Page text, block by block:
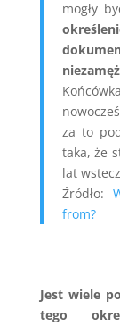
mogły
za to
taka, że
lat
Źródło:
from?
Jest wiele
tego